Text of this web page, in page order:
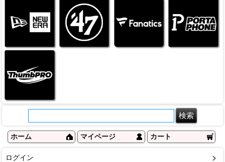
ホーム マイページ カート
ログイン